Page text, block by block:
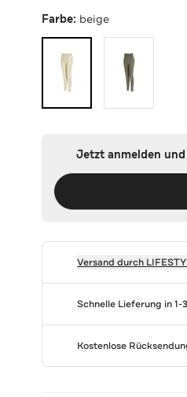
Farbe: beige
Jetzt anmelden und
Versand durch
Schnelle Lieferung in 1-
Kostenlose